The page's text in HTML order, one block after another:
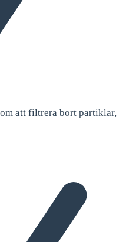
att filtrera bort partiklar,